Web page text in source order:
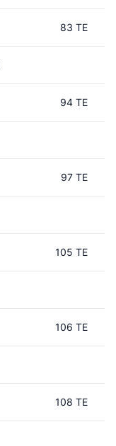
83 TE
94 TE
97 TE
105 TE
106 TE
108 TE